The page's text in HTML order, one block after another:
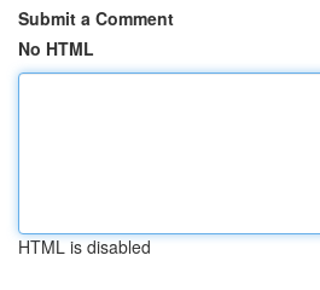
Submit a Comment
No HTML
HTML is disabled